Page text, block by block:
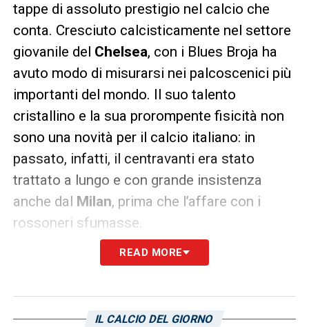
tappe di assoluto prestigio nel calcio che
conta. Cresciuto calcisticamente nel settore
giovanile del Chelsea, con i Blues Broja ha
avuto modo di misurarsi nei palcoscenici più
importanti del mondo. Il suo talento
cristallino e la sua prorompente fisicità non
sono una novità per il calcio italiano: in
passato, infatti, il centravanti era stato
trattato a lungo e con grande insistenza
anche dal Milan, prima che l’affare con i
rossoneri sfumasse.
I numeri in Premier League e la
La trattativa rappresenta una vera e propria
READ MORE
IL CALCIO DEL GIORNO